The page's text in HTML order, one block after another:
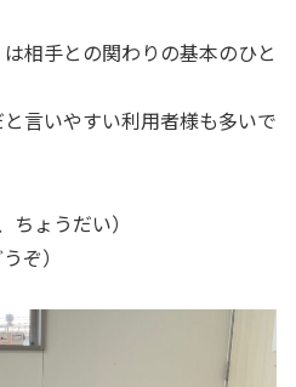
相手との関わりの基本のひと
言いやすい利用者様も多いで
ょうだい）
ぞ）